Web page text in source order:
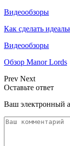
Видеообзоры
Как сделать
Видеообзоры
Обзор Manor Lords
Prev Next
Оставьте ответ
Ваш электронный